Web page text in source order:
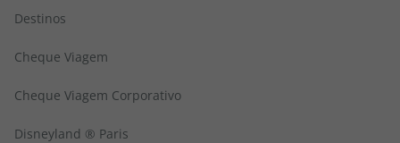
Destinos
Cheque Viagem
Cheque Viagem Corporativo
Disneyland ® Paris